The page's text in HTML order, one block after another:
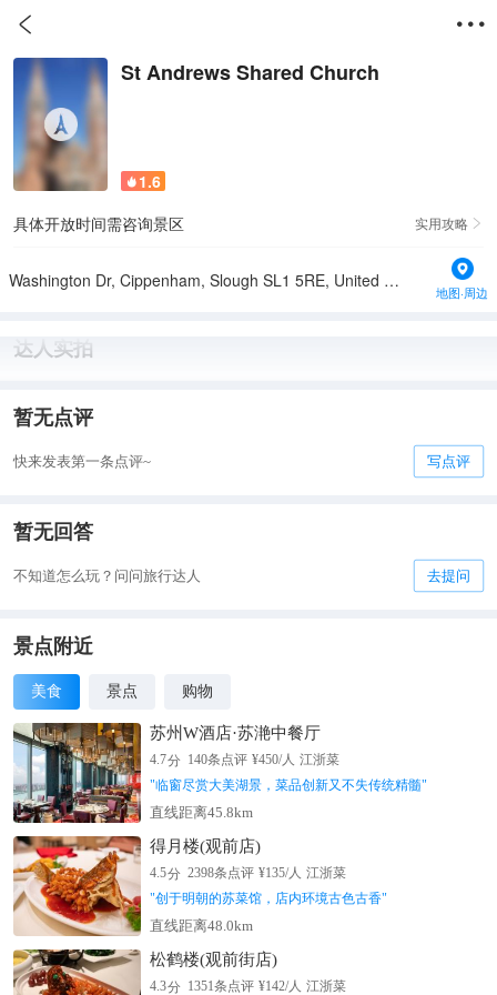
 
St Andrews Shared Church
 1.6
具体开放时间需咨询景区
实用攻略 
Washington Dr, Cippenham, Slough SL1 5RE, United Kingdom
地图·周边
达人实拍
暂无点评
快来发表第一条点评~ 写点评
暂无回答
不知道怎么玩？问问旅行达人 去提问
景点附近
美食 景点 购物
苏州W酒店·苏滟中餐厅
4.7分 140条点评 ¥450/人 江浙菜
"临窗尽赏大美湖景，菜品创新又不失传统精髓"
直线距离45.8km
得月楼(观前店)
4.5分 2398条点评 ¥135/人 江浙菜
"创于明朝的苏菜馆，店内环境古色古香"
直线距离48.0km
松鹤楼(观前街店)
4.3分 1351条点评 ¥142/人 江浙菜